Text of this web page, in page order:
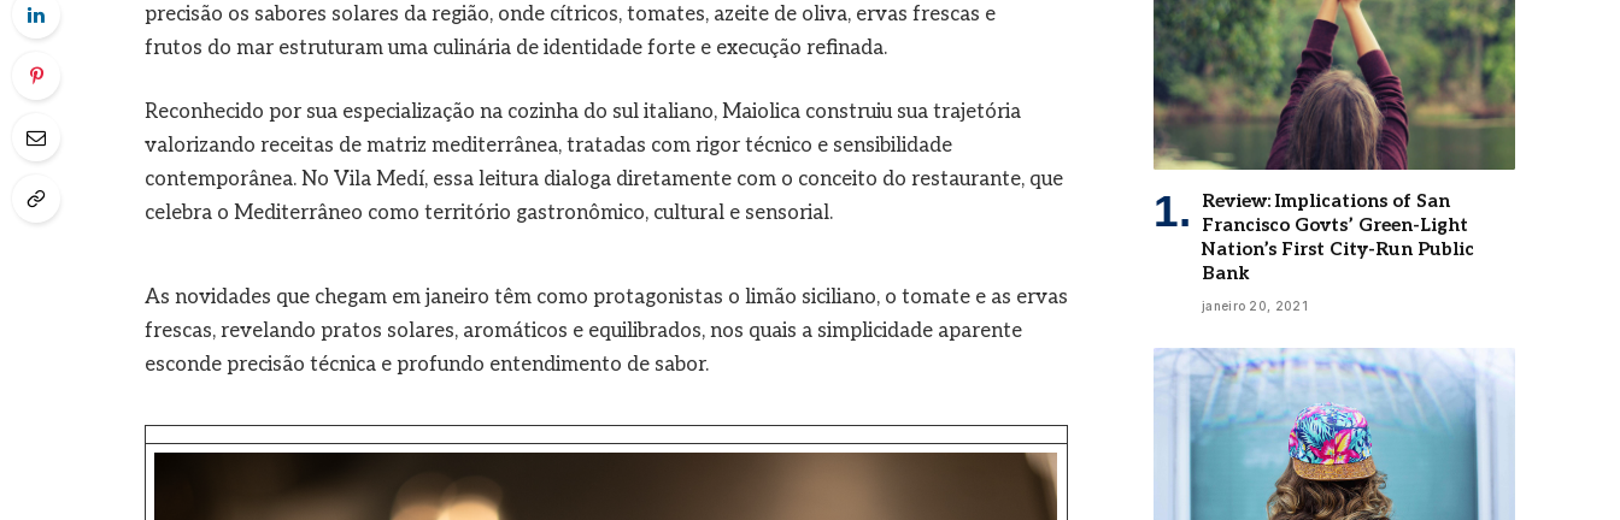
precisão os sabores solares da região, onde cítricos, tomates, azeite de oliva, ervas frescas e
frutos do mar estruturam uma culinária de identidade forte e execução refinada.
Reconhecido por sua especialização na cozinha do sul italiano, Maiolica construiu sua trajetória
valorizando receitas de matriz mediterrânea, tratadas com rigor técnico e sensibilidade
contemporânea. No Vila Medí, essa leitura dialoga diretamente com o conceito do restaurante, que
celebra o Mediterrâneo como território gastronômico, cultural e sensorial.
As novidades que chegam em janeiro têm como protagonistas o limão siciliano, o tomate e as ervas
frescas, revelando pratos solares, aromáticos e equilibrados, nos quais a simplicidade aparente
esconde precisão técnica e profundo entendimento de sabor.
Review: Implications of San
Francisco Govts’ Green-Light
Nation’s First City-Run Public
Bank
janeiro 20, 2021